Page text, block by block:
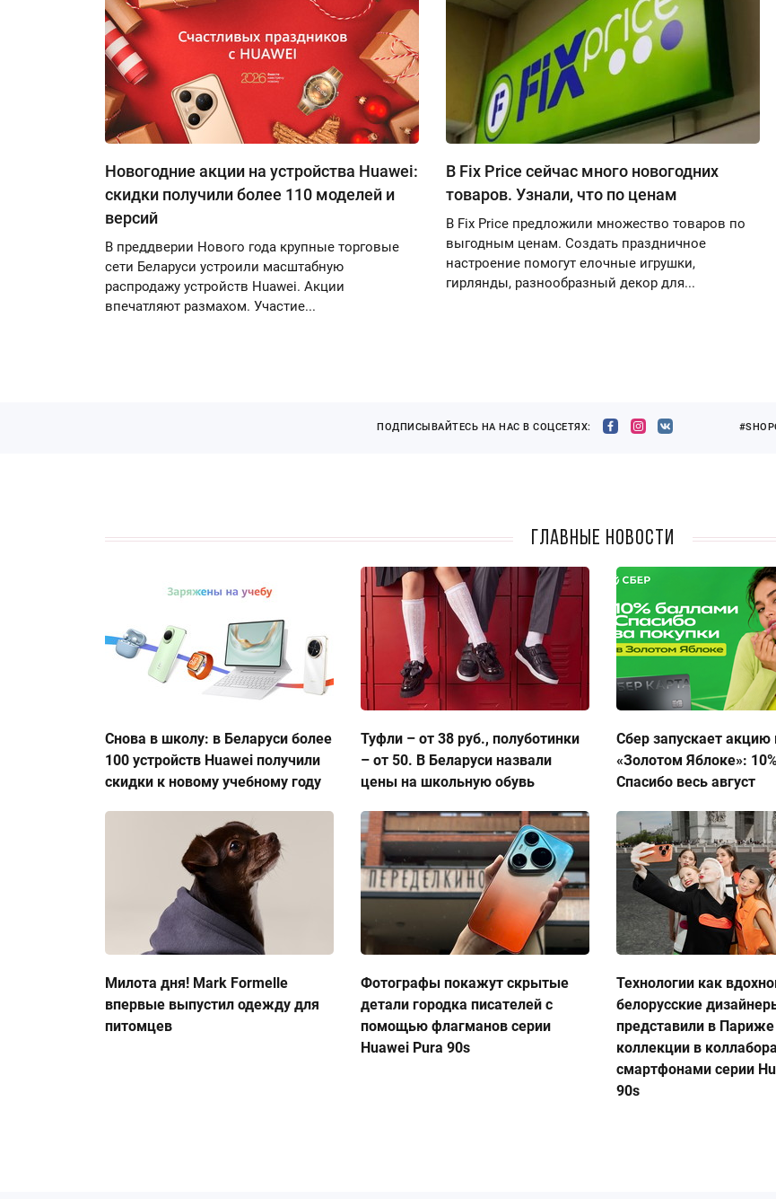
Новогодние акции на устройства Huawei:
скидки получили более 110 моделей и
версий
В преддверии Нового года крупные торговые
сети Беларуси устроили масштабную
распродажу устройств Huawei. Акции
впечатляют размахом. Участие...
В Fix Price сейчас много новогодних
товаров. Узнали, что по ценам
В Fix Price предложили множество товаров по
выгодным ценам. Создать праздничное
настроение помогут елочные игрушки,
гирлянды, разнообразный декор для...
ПОДПИСЫВАЙТЕСЬ НА НАС В СОЦСЕТЯХ:
Главные новости
Снова в школу: в Беларуси более
100 устройств Huawei получили
скидки к новому учебному году
Туфли – от 38 руб., полуботинки
– от 50. В Беларуси назвали
цены на школьную обувь
Сбер запускает акцию
«Золотом Яблоке»:
Спасибо весь август
Милота дня! Mark Formelle
впервые выпустил одежду для
питомцев
Фотографы покажут скрытые
детали городка писателей с
помощью флагманов серии
Huawei Pura 90s
Технологии как
белорусские
представили в Париже
коллекции в
смартфонами серии
90s